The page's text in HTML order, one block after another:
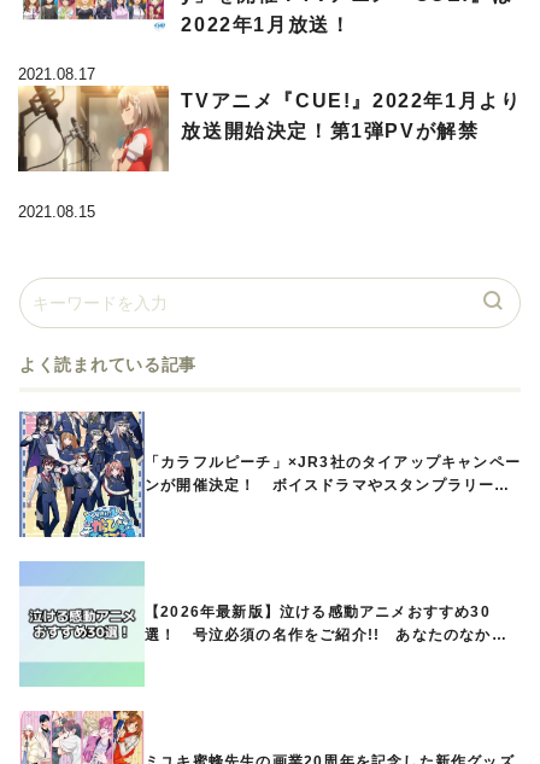
2022年1月放送！
2021.08.17
TVアニメ『CUE!』2022年1月より
放送開始決定！第1弾PVが解禁
2021.08.15
よく読まれている記事
「カラフルピーチ」×JR3社のタイアップキャンペー
ンが開催決定！ ボイスドラマやスタンプラリー、
【2026年最新版】泣ける感動アニメおすすめ30
選！ 号泣必須の名作をご紹介!! あなたのなかの